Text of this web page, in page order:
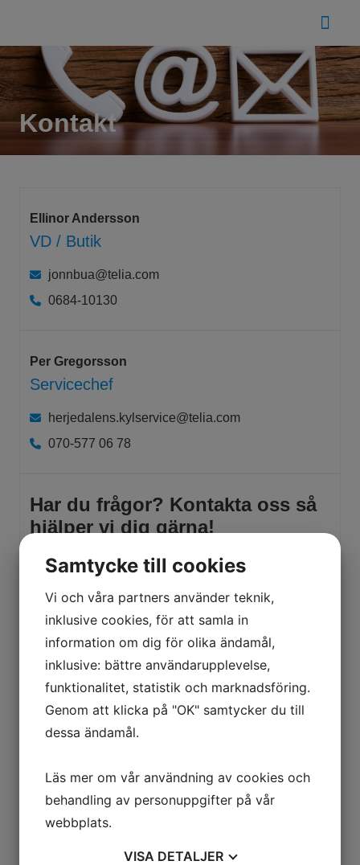
Kontakt
Ellinor Andersson
VD / Butik
jonnbua@telia.com
0684-10130
Per Gregorsson
Servicechef
herjedalens.kylservice@telia.com
​​​​​​​​​​​​​​070-577 06 78
Har du frågor? Kontakta oss så
hjälper vi dig gärna!
Den här webbplatsen är skyddad av reCAPTCHA och
Samtycke till cookies
Vi och våra partners använder teknik,
inklusive cookies, för att samla in
information om dig för olika ändamål,
inklusive: bättre användarupplevelse,
funktionalitet, statistik och marknadsföring.
Genom att klicka på "OK" samtycker du till
dessa ändamål.
Läs mer om vår användning av cookies och
behandling av personuppgifter på vår
webbplats.
VISA DETALJER